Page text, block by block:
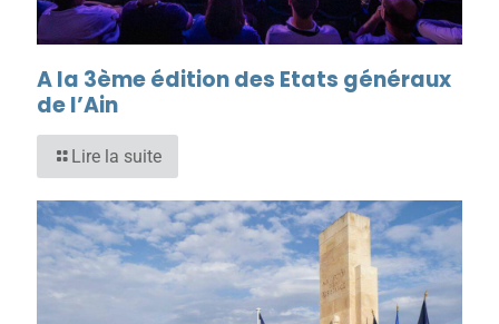
A la 3ème édition des Etats généraux
de l’Ain
Lire la suite